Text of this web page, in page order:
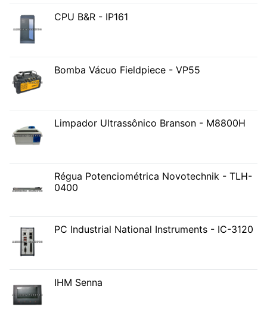
CPU B&R - IP161
Bomba Vácuo Fieldpiece - VP55
Limpador Ultrassônico Branson - M8800H
Régua Potenciométrica Novotechnik - TLH-
0400
PC Industrial National Instruments - IC-3120
IHM Senna